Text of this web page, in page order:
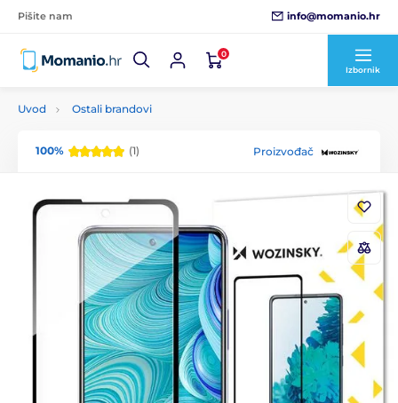
Pišite nam info@momanio.hr
0
Izbornik
Uvod Ostali brandovi
100% (1) Proizvođač